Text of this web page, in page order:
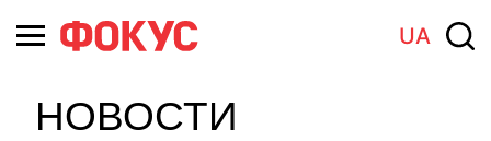
UA
НОВОСТИ